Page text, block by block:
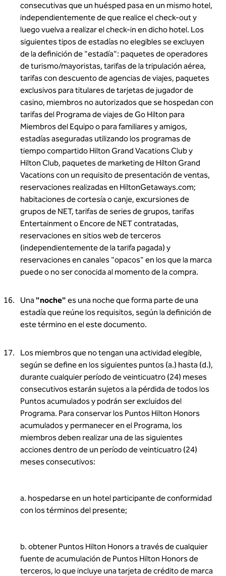
consecutivas que un huésped pasa en un mismo hotel,
independientemente de que realice el check-out y
luego vuelva a realizar el check-in en dicho hotel. Los
siguientes tipos de estadías no elegibles se excluyen
de la definición de "estadía": paquetes de operadores
de turismo/mayoristas, tarifas de la tripulación aérea,
tarifas con descuento de agencias de viajes, paquetes
exclusivos para titulares de tarjetas de jugador de
casino, miembros no autorizados que se hospedan con
tarifas del Programa de viajes de Go Hilton para
Miembros del Equipo o para familiares y amigos,
estadías aseguradas utilizando los programas de
tiempo compartido Hilton Grand Vacations Club y
Hilton Club, paquetes de marketing de Hilton Grand
Vacations con un requisito de presentación de ventas,
reservaciones realizadas en HiltonGetaways.com;
habitaciones de cortesía o canje, excursiones de
grupos de NET, tarifas de series de grupos, tarifas
Entertainment o Encore de NET contratadas,
reservaciones en sitios web de terceros
(independientemente de la tarifa pagada) y
reservaciones en canales "opacos" en los que la marca
puede o no ser conocida al momento de la compra.
Una "noche" es una noche que forma parte de una
estadía que reúne los requisitos, según la definición de
este término en el este documento.
Los miembros que no tengan una actividad elegible,
según se define en los siguientes puntos (a.) hasta (d.),
durante cualquier período de veinticuatro (24) meses
consecutivos estarán sujetos a la pérdida de todos los
Puntos acumulados y podrán ser excluidos del
Programa. Para conservar los Puntos Hilton Honors
acumulados y permanecer en el Programa, los
miembros deben realizar una de las siguientes
acciones dentro de un período de veinticuatro (24)
meses consecutivos:
a. hospedarse en un hotel participante de conformidad
con los términos del presente;
b. obtener Puntos Hilton Honors a través de cualquier
fuente de acumulación de Puntos Hilton Honors de
terceros, lo que incluye una tarjeta de crédito de marca